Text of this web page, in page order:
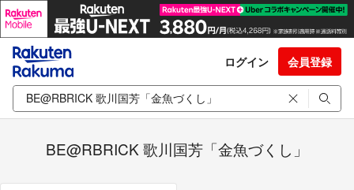
ログイン 会員登録
BE@RBRICK 歌川国芳「金魚づくし」